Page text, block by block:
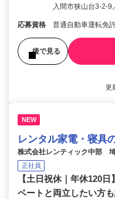
入間市狭山台3-2-9
応募資格 普通自動車運転免
後で見る
更
NEW
レンタル家電・寝具
株式会社レンティック中部
正社員
【土日祝休｜年休120
ベートと両立したい方も